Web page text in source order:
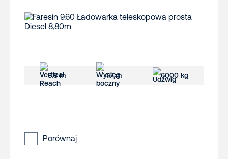
8.8 m 4.7 m 6000 kg
Porównaj